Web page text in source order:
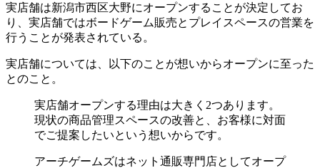
実店舗は新潟市西区大野にオープンすることが決定してお
り、実店舗ではボードゲーム販売とプレイスペースの営業を
行うことが発表されている。
実店舗については、以下のことが想いからオープンに至った
とのこと。
実店舗オープンする理由は大きく2つあります。
現状の商品管理スペースの改善と、お客様に対面
でご提案したいという想いからです。
アーチゲームズはネット通販専門店としてオープ